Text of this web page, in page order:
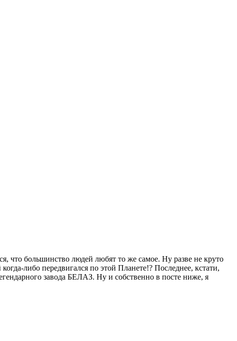
что большинство людей любят то же самое. Ну разве не круто
либо передвигался по этой Планете!? Последнее, кстати,
завода БЕЛАЗ. Ну и собственно в посте ниже, я